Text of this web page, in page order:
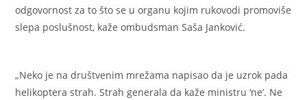
odgovornost za to što se u organu kojim rukovodi promoviše
slepa poslušnost, kaže ombudsman Saša Janković.
„Neko je na društvenim mrežama napisao da je uzrok pada
helikoptera strah. Strah generala da kaže ministru ‘ne’. Ne